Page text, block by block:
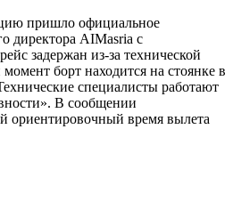
пришло официальное
директора AIMasria с
задержан из-за технической
борт находится на стоянке в
специалисты работают
В сообщении
ориентировочный время вылета